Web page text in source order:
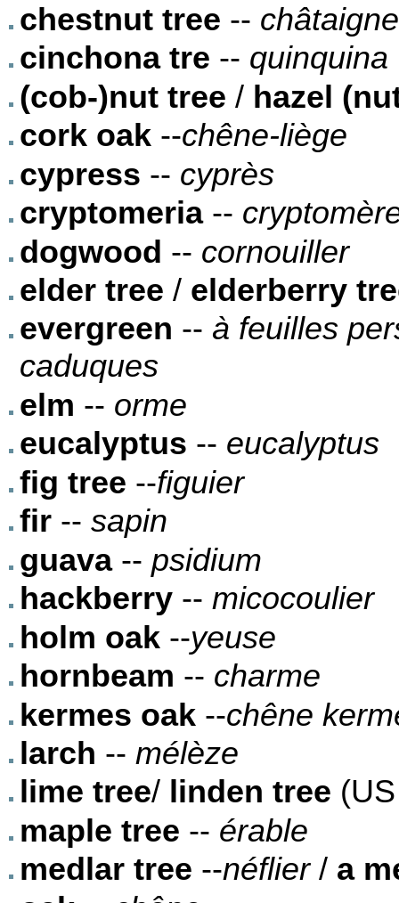
chestnut tree --
cinchona tre -- quinquina
(cob-)nut tree / hazel
cork oak --chêne-liège
cypress -- cyprès
cryptomeria--
dogwood -- cornouiller
elder tree / elderberry
evergreen -- à feuilles
caduques
elm -- orme
eucalyptus -- eucalyptus
fig tree --figuier
fir -- sapin
guava-- psidium
hackberry -- micocoulier
holm oak --yeuse
hornbeam -- charme
kermes oak --chêne
larch -- mélèze
lime tree/ linden tree
maple tree -- érable
medlar tree --néflier/ a